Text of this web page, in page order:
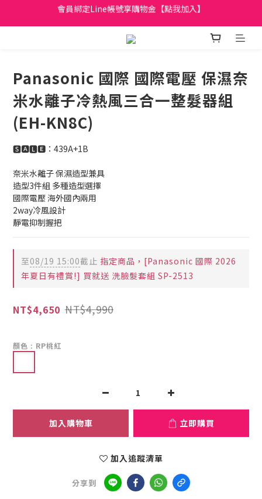
日立家電、國際牌 原廠管制價格 私訊優惠價
全館滿299元免運
日立家電、國際牌 原廠管制價格 私訊優惠價
Panasonic 國際 國際電壓 保濕奈
米水離子冷熱風三合一整髮器組
(EH-KN8C)
🆂🅰🅻🅴：439A+1B
奈米水離子 保濕造型兼具
造型3件組 多種造型選擇
國際電壓 海外國內兩用
2way冷風設計
靜電抑制握把
至08/19 15:00截止 指定商品，[Panasonic 國際 2026
年夏日有禮賞!] 買就送 洗臉髮套組 SP-2513
NT$4,650 NT$4,990
顏色 : RP桃紅
加入購物車 立即購買
加入追蹤清單
分享到